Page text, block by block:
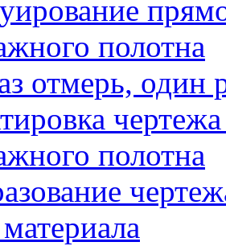
полотна
отмерь, один
полотна